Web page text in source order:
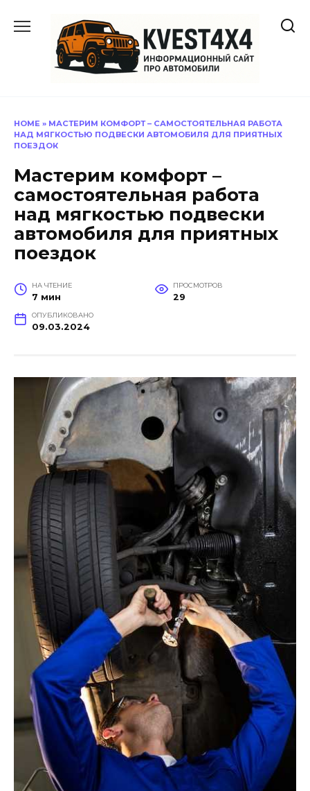
содержанию
HOME » МАСТЕРИМ КОМФОРТ – САМОСТОЯТЕЛЬНАЯ РАБОТА
НАД МЯГКОСТЬЮ ПОДВЕСКИ АВТОМОБИЛЯ ДЛЯ ПРИЯТНЫХ
ПОЕЗДОК
Мастерим комфорт –
самостоятельная работа
над мягкостью подвески
автомобиля для приятных
поездок
НА ЧТЕНИЕ
7 мин
ПРОСМОТРОВ
29
ОПУБЛИКОВАНО
09.03.2024